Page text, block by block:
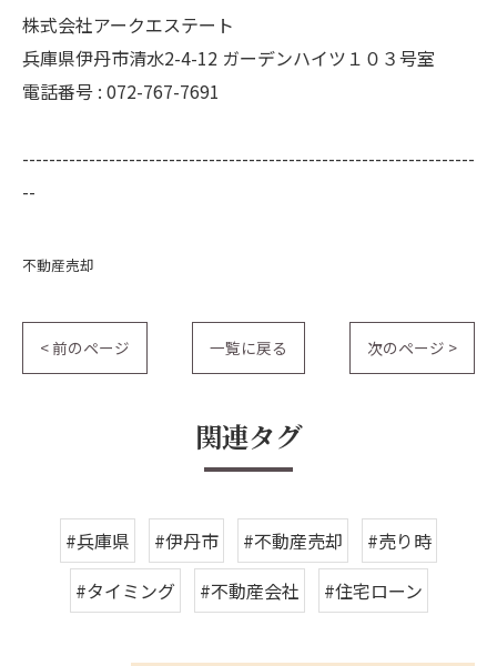
株式会社アークエステート
兵庫県伊丹市清水2-4-12 ガーデンハイツ１０３号室
電話番号 : 072-767-7691
--------------------------------------------------------------------
--
不動産売却
< 前のページ 一覧に戻る 次のページ >
関連タグ
#兵庫県 #伊丹市 #不動産売却
#売り時
#タイミング
#不動産会社 #住宅ローン